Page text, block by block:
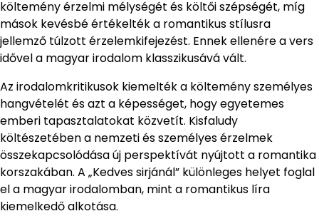
költemény érzelmi mélységét és költői szépségét, míg
mások kevésbé értékelték a romantikus stílusra
jellemző túlzott érzelemkifejezést. Ennek ellenére a vers
idővel a magyar irodalom klasszikusává vált.
Az irodalomkritikusok kiemelték a költemény személyes
hangvételét és azt a képességet, hogy egyetemes
emberi tapasztalatokat közvetít. Kisfaludy
költészetében a nemzeti és személyes érzelmek
összekapcsolódása új perspektívát nyújtott a romantika
korszakában. A „Kedves sirjánál” különleges helyet foglal
el a magyar irodalomban, mint a romantikus líra
kiemelkedő alkotása.